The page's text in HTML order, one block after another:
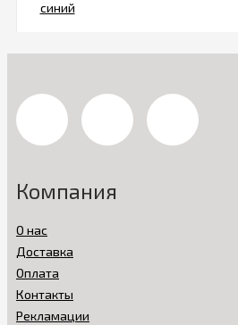
Компания
О нас
Доставка
Оплата
Контакты
Рекламации